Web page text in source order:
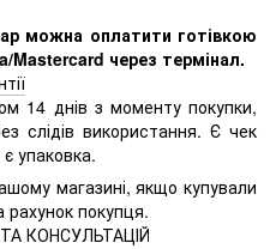
можна оплатити готівкою
Mastercard через термінал.
14 днів з моменту покупки,
слідів використання. Є чек
є упаковка.
магазині, якщо купували
покупця.
КОНСУЛЬТАЦІЙ